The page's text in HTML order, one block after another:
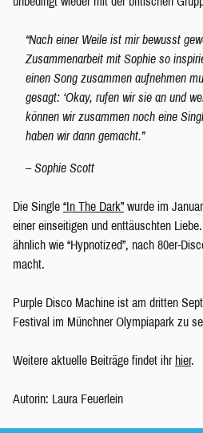
“Nach einer Weile ist mir bewusst
Zusammenarbeit mit Sophie so
einen Song zusammen aufnehmen
gesagt: ‘Okay, rufen wir sie an und
können wir zusammen noch eine
haben wir dann gemacht.”
– Sophie Scott
Die Single “In The Dark” wurde im
einer einseitigen und enttäuschten
ähnlich wie “Hypnotized”, nach 80er-
macht.
Purple Disco Machine ist am dritten
Festival im Münchner Olympiapark zu
Weitere aktuelle Beiträge findet ihr hier.
Autorin: Laura Feuerlein